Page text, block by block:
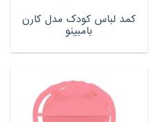
کمد لباس کودک مدل کارن
بامبینو